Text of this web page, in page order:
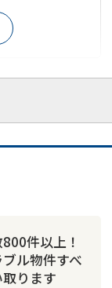
レスポンスが早い
件以上！
ル物件すべ
ります